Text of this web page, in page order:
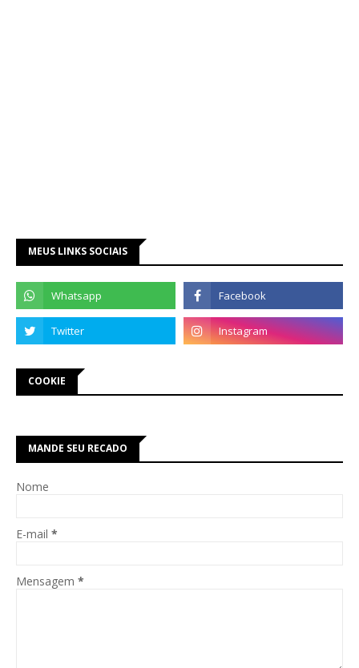
MEUS LINKS SOCIAIS
COOKIE
MANDE SEU RECADO
Nome
E-mail *
Mensagem *